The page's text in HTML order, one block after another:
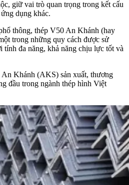
giữ vai trò quan trọng trong kết cấu
dụng khác.
thông, thép V50 An Khánh (hay
trong những quy cách được sử
tính đa năng, khả năng chịu lực tốt và
An Khánh (AKS) sản xuất, thương
đầu trong ngành thép hình Việt